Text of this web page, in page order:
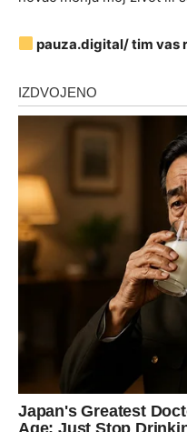
pauza.digital/ tim vas